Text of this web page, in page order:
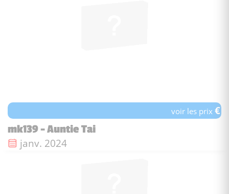
voir les prix€
mk139 - Auntie Tai
Date de sortie :
janv. 2024